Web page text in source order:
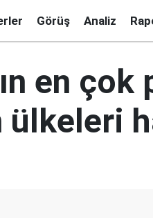
Görüş Analiz
en
ülkeleri